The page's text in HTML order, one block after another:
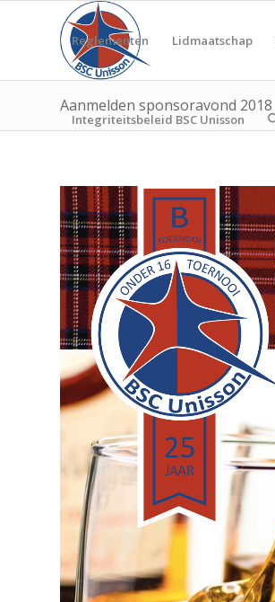
Reglementen Lidmaatschap
Integriteitsbeleid BSC Unisson
Aanmelden sponsoravond 2018